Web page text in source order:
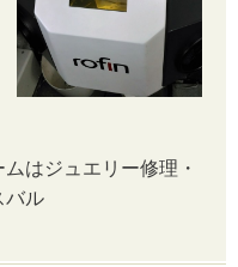
はジュエリー修理・
バル